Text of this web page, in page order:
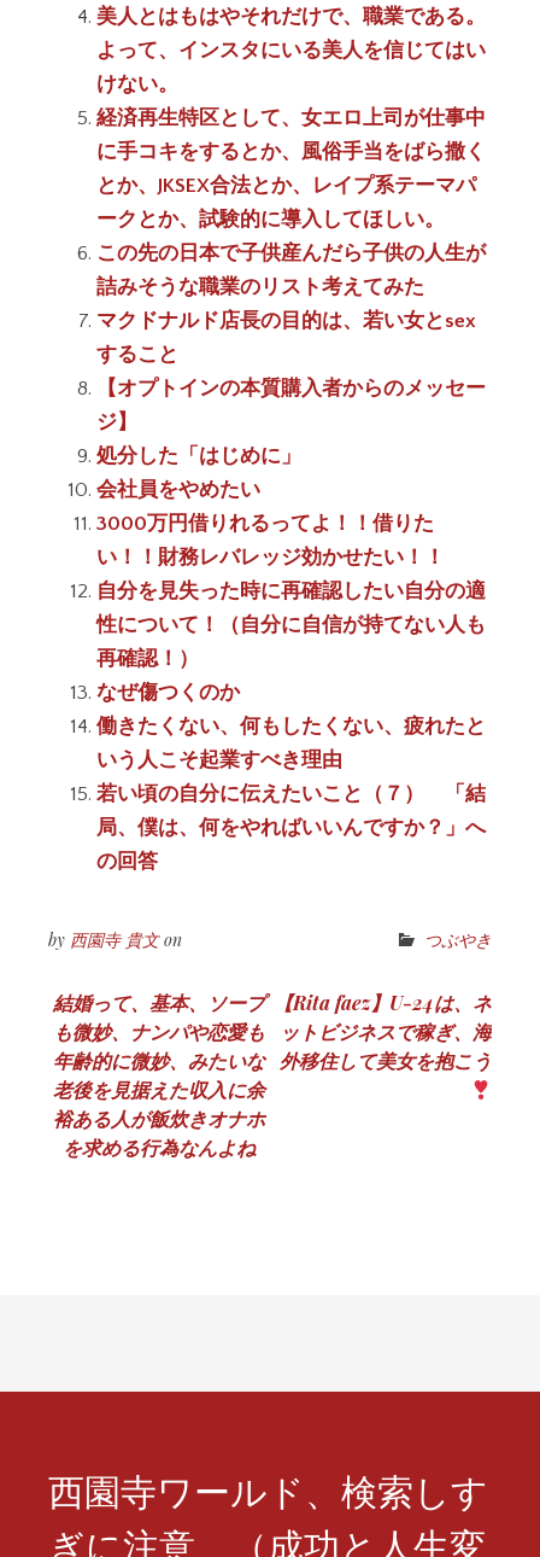
美人とはもはやそれだけで、職業である。
よって、インスタにいる美人を信じてはい
けない。
経済再生特区として、女エロ上司が仕事中
に手コキをするとか、風俗手当をばら撒く
とか、JKSEX合法とか、レイプ系テーマパ
ークとか、試験的に導入してほしい。
この先の日本で子供産んだら子供の人生が
詰みそうな職業のリスト考えてみた
マクドナルド店長の目的は、若い女とsex
すること
【オプトインの本質購入者からのメッセー
ジ】
処分した「はじめに」
会社員をやめたい
3000万円借りれるってよ！！借りた
い！！財務レバレッジ効かせたい！！
自分を見失った時に再確認したい自分の適
性について！（自分に自信が持てない人も
再確認！）
なぜ傷つくのか
働きたくない、何もしたくない、疲れたと
いう人こそ起業すべき理由
若い頃の自分に伝えたいこと（７） 「結
局、僕は、何をやればいいんですか？」へ
の回答
by 西園寺 貴文on つぶやき
投
稿
ナ
ビ
結婚って、基本、ソープ
も微妙、ナンパや恋愛も
年齢的に微妙、みたいな
老後を見据えた収入に余
裕ある人が飯炊きオナホ
を求める行為なんよね
【Rita faez】U-24は、ネ
ットビジネスで稼ぎ、海
外移住して美女を抱こう
西園寺ワールド、検索しす
ぎに注意 （成功と人生変